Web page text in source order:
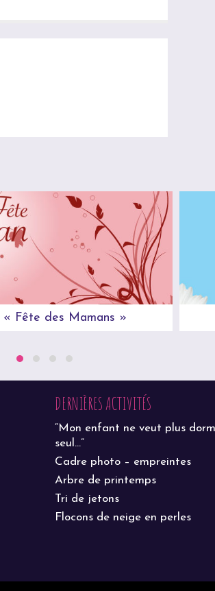
« Fête des Mamans »
DERNIÈRES ACTIVITÉS
“Mon enfant ne veut plus
seul…”
Cadre photo – empreintes
Arbre de printemps
Tri de jetons
Flocons de neige en perles